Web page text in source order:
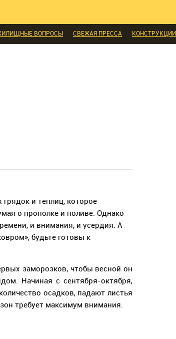
ВОПРОСЫ СВЕЖАЯ ПРЕССА КОНСТРУКЦИИ
и теплиц, которое
о прополке и поливе. Однако
и внимания, и усердия. А
будьте готовы к
заморозков, чтобы весной он
Начиная с сентября-октября,
осадков, падают листья
требует максимум внимания.